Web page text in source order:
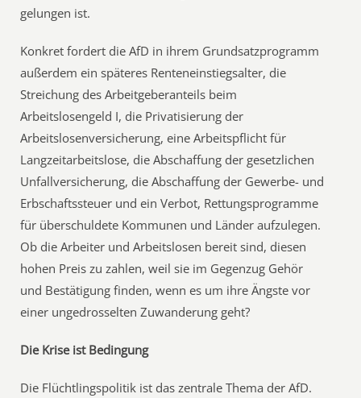
gelungen ist.
Konkret fordert die AfD in ihrem Grundsatzprogramm
außerdem ein späteres Renteneinstiegsalter, die
Streichung des Arbeitgeberanteils beim
Arbeitslosengeld I, die Privatisierung der
Arbeitslosenversicherung, eine Arbeitspflicht für
Langzeitarbeitslose, die Abschaffung der gesetzlichen
Unfallversicherung, die Abschaffung der Gewerbe- und
Erbschaftssteuer und ein Verbot, Rettungsprogramme
für überschuldete Kommunen und Länder aufzulegen.
Ob die Arbeiter und Arbeitslosen bereit sind, diesen
hohen Preis zu zahlen, weil sie im Gegenzug Gehör
und Bestätigung finden, wenn es um ihre Ängste vor
einer ungedrosselten Zuwanderung geht?
Die Krise ist Bedingung
Die Flüchtlingspolitik ist das zentrale Thema der AfD.